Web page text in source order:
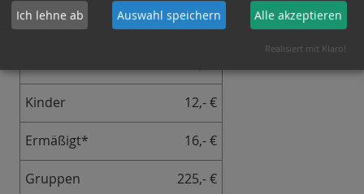
Preise
Kinder 12,- €
Ermäßigt* 16,- €
Gruppen 225,- €
Ich lehne ab Auswahl speichern Alle akzeptieren
Realisiert mit Klaro!